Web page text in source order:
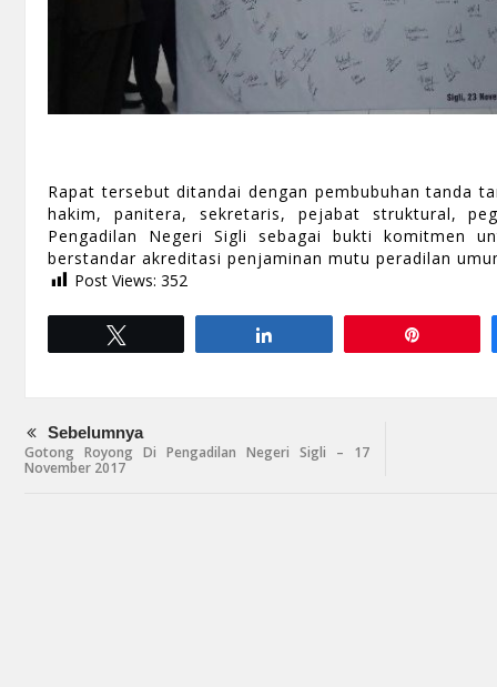
Rapat tersebut ditandai dengan pembubuhan tanda
hakim, panitera, sekretaris, pejabat struktural,
Pengadilan Negeri Sigli sebagai bukti komitmen
berstandar akreditasi penjaminan mutu peradilan
Post Views: 352
Sebelumnya
Gotong Royong Di Pengadilan Negeri Sigli – 17
November 2017